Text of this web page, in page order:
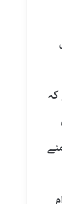
کہ